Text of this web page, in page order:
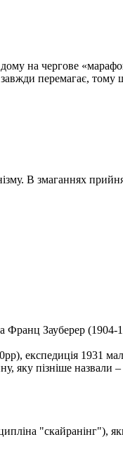
на чергове
перемагає,
В змаганнях
Франц Зауберер
експедиція 1931
яку пізніше назвали
"скайранінг"),